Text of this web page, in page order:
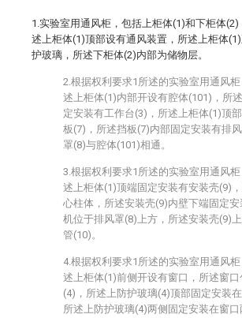
1.实验室用通风柜，包括上柜体(1)和下柜体
述上柜体(1)顶部设有通风装置，所述上柜体
护玻璃，所述下柜体(2)内部为储物层。
2.根据权利要求1所述的实验室用通风
述上柜体(1)内部开设有腔体(101)，所
定安装有工作台(3)，所述上柜体(1)顶
板(7)，所述挡板(7)内部固定安装有排
罩(8)与腔体(101)相通。
3.根据权利要求1所述的实验室用通风
述上柜体(1)顶端固定安装有安装壳(9)
心柱体，所述安装壳(9)内壁下端固定
机位于排风罩(8)上方，所述安装壳(9)
管(10)。
4.根据权利要求1所述的实验室用通风
述上柜体(1)前侧开设有窗口，所述窗
(4)，所述上防护玻璃(4)顶部固定安装
所述上防护玻璃(4)两侧固定安装在窗